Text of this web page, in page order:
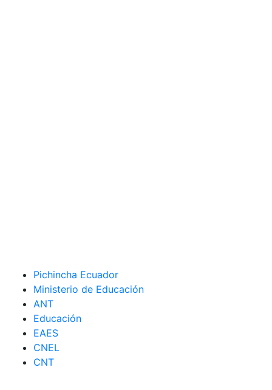
Pichincha Ecuador
Ministerio de Educación
ANT
Educación
EAES
CNEL
CNT